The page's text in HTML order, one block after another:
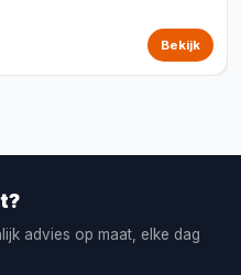
Bekijk
advies op maat, elke dag